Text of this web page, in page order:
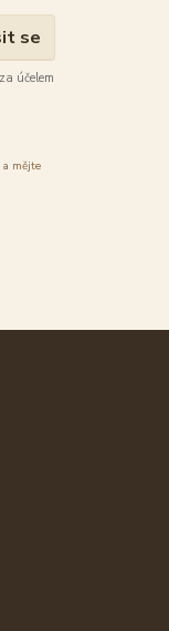
se
za účelem
a mějte